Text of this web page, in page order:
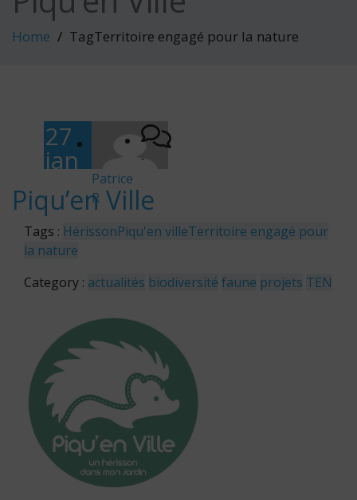
Home TagTerritoire engagé pour la nature
27
jan
vier
202
6
Patrice
R
-
Piqu’en Ville
Tags : HérissonPiqu'en villeTerritoire engagé pour
la nature
Category : actualités biodiversité faune projets TEN